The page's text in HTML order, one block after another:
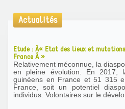
Actualités
Etude : Â« Etat des lieux et
France Â »
Relativement méconnue, la
en pleine évolution. En 2017,
guinéens en France et 51 315
France, soit un potentiel
individus. Volontaires sur le